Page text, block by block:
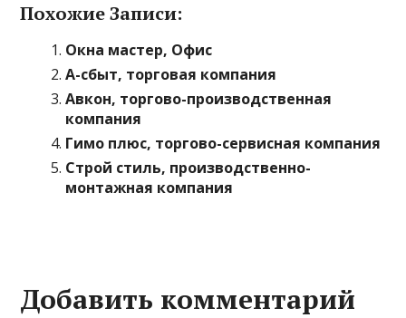
Похожие Записи:
Окна мастер, Офис
А-сбыт, торговая компания
Авкон, торгово-производственная
компания
Гимо плюс, торгово-сервисная компания
Строй стиль, производственно-
монтажная компания
Добавить комментарий